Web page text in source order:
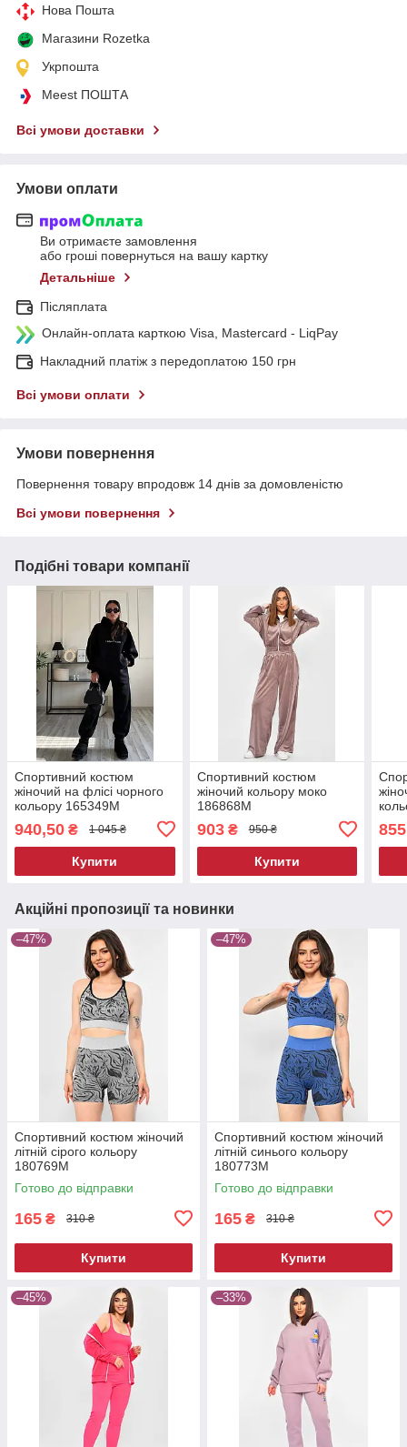
Нова Пошта
Магазини Rozetka
Укрпошта
Meest ПОШТА
Всі умови доставки
Умови оплати
Ви отримаєте замовлення
або гроші повернуться на вашу картку
Детальніше
Післяплата
Онлайн-оплата карткою Visa, Mastercard - LiqPay
Накладний платіж з передоплатою 150 грн
Всі умови оплати
Умови повернення
Повернення товару впродовж 14 днів за домовленістю
Всі умови повернення
Подібні товари компанії
Спортивний костюм
жіночий на флісі чорного
кольору 165349M
940,50 ₴ 1 045 ₴
Купити
Спортивний костюм
жіночий кольору моко
186868M
903₴ 950 ₴
Купити
855
Акційні пропозиції та новинки
–47%
Спортивний костюм жіночий
літній сірого кольору
180769M
Готово до відправки
165 ₴ 310 ₴
Купити
–47%
Спортивний костюм жіночий
літній синього кольору
180773M
Готово до відправки
165 ₴ 310 ₴
Купити
–45% –33%